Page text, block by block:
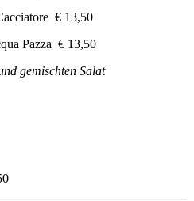
€ 13,50
Pazza € 13,50
gemischten Salat